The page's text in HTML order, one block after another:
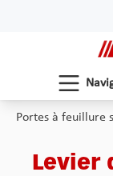
Portes à feuillure
Levier